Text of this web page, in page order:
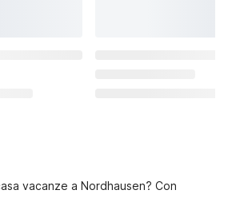
vacanze a Nordhausen? Con